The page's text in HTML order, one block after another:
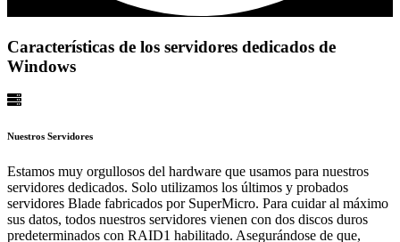
Características de los servidores dedicados de
Windows
Nuestros Servidores
Estamos muy orgullosos del hardware que usamos para nuestros
servidores dedicados. Solo utilizamos los últimos y probados
servidores Blade fabricados por SuperMicro. Para cuidar al máximo
sus datos, todos nuestros servidores vienen con dos discos duros
predeterminados con RAID1 habilitado. Asegurándose de que,